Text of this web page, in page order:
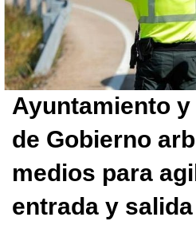
Ayuntamiento
de Gobierno
medios para
entrada y